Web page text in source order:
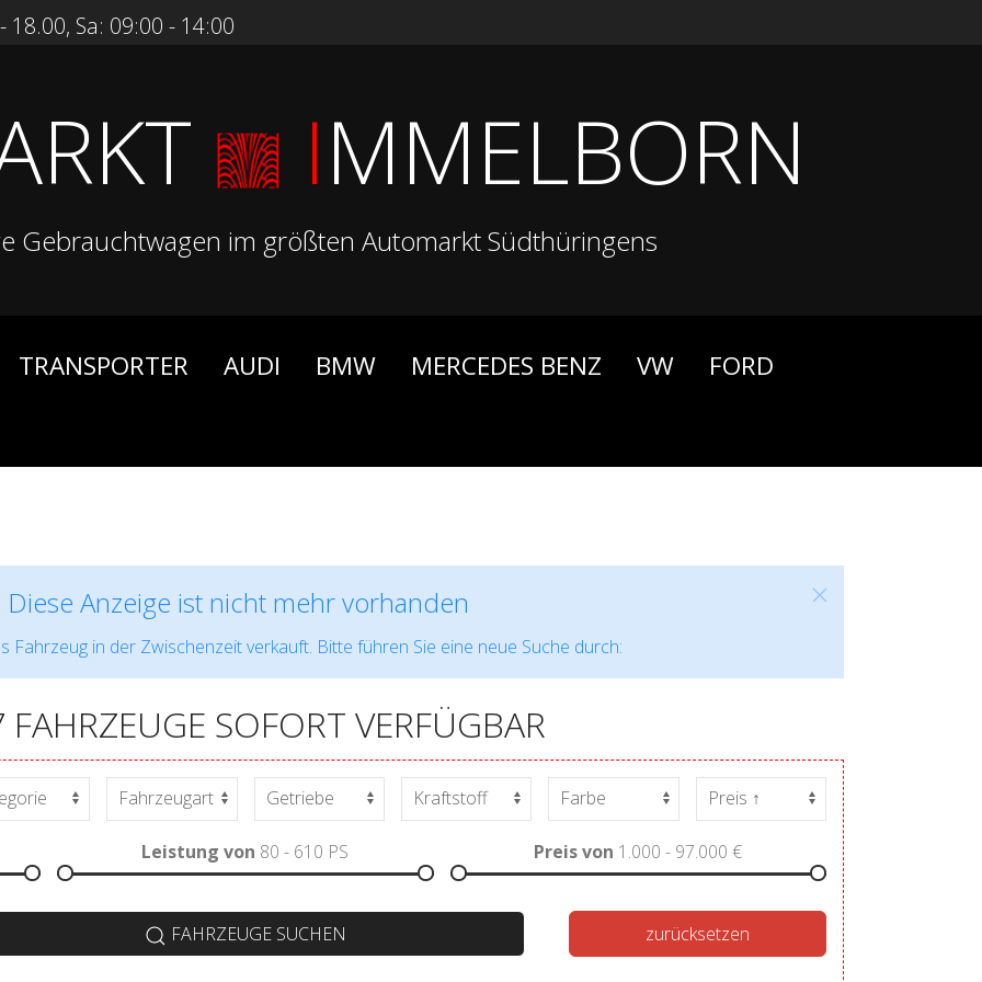
Sa: 09:00 - 14:00
IMMELBORN
Gebrauchtwagen im größten Automarkt Südthüringens
TRANSPORTER AUDI BMW MERCEDES BENZ VW FORD
Diese Anzeige ist nicht mehr vorhanden
Fahrzeug in der Zwischenzeit verkauft. Bitte führen Sie eine neue Suche durch:
SOFORT VERFÜGBAR
Leistung von 80 - 610 PS Preis von 1.000 - 97.000 €
FAHRZEUGE SUCHEN zurücksetzen